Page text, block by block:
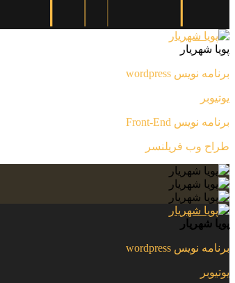
پویا شهریار
برنامه نویس wordpress
یوتیوبر
برنامه نویس Front-End
طراح وب فریلنسر
پویا شهریار
برنامه نویس wordpress
یوتیوبر